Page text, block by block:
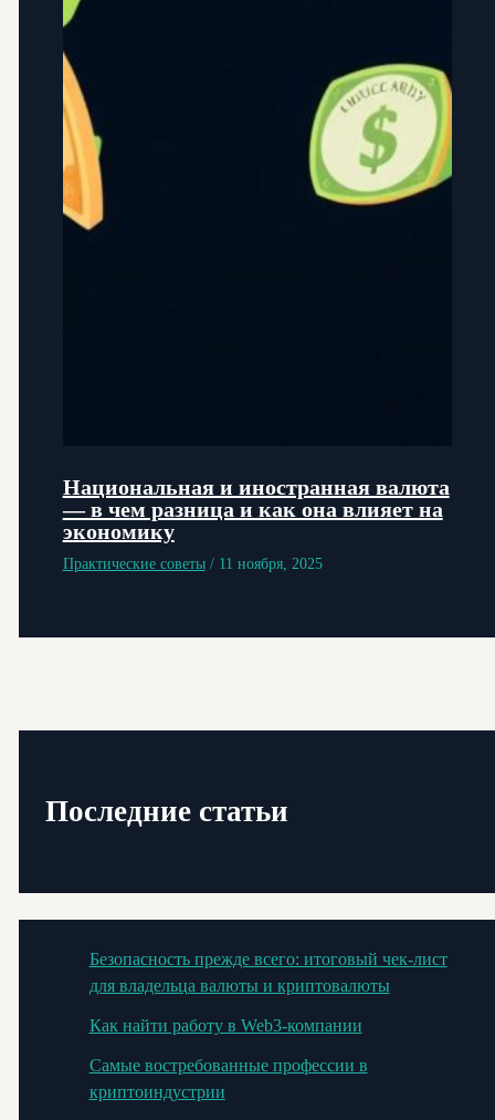
Последние статьи
Безопасность прежде всего: итоговый чек-лист
для владельца валюты и криптовалюты
Как найти работу в Web3-компании
Самые востребованные профессии в
криптоиндустрии
Национальная и иностранная валюта
— в чем разница и как она влияет на
экономику
Практические советы/ 11 ноября, 2025